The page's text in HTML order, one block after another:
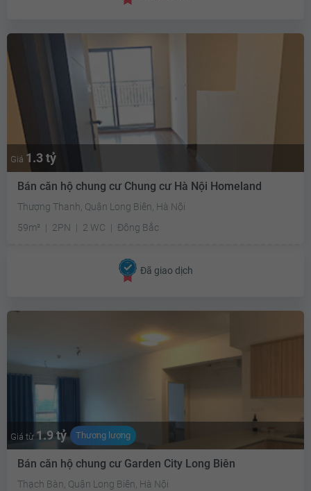
Giá 1.3 tỷ
Bán căn hộ chung cư Chung cư Hà Nội Homeland
Thượng Thanh, Quận Long Biên, Hà Nội
59m²
2PN 2 WC Đông Bắc
Đã giao dịch
Giá từ 1.9 tỷ Thương lượng
Bán căn hộ chung cư Garden City Long Biên
Thạch Bàn, Quận Long Biên, Hà Nội